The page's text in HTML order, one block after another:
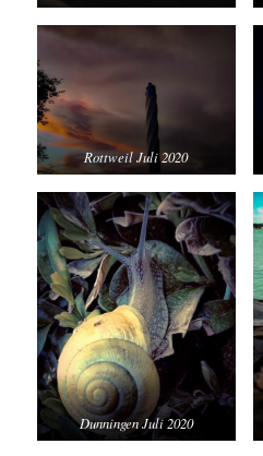
Rottweil Juli 2020
Dunningen Juli 2020